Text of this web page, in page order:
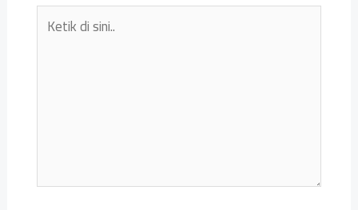
Ketik